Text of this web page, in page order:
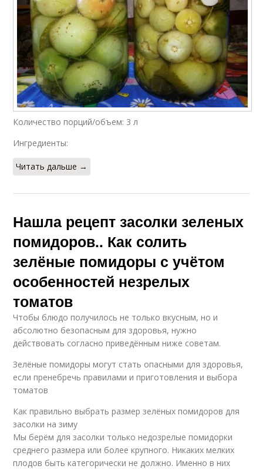
Количество порций/объем: 3 л
Ингредиенты:
Читать дальше →
Нашла рецепт засолки зеленых
помидоров.. Как солить
зелёные помидоры с учётом
особенностей незрелых
томатов
Чтобы блюдо получилось не только вкусным, но и
абсолютно безопасным для здоровья, нужно
действовать согласно приведённым ниже советам.
Зелёные помидоры могут стать опасными для здоровья,
если пренебречь правилами и приготовления и выбора
томатов
Как правильно выбрать размер зелёных помидоров для
засолки на зиму
Мы берём для засолки только недозрелые помидорки
среднего размера или более крупного. Никаких мелких
плодов быть категорически не должно. Именно в них